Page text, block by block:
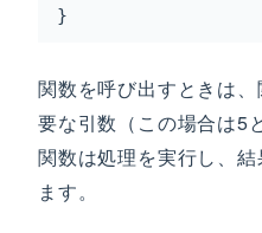
}
関数を呼び出すときは
要な引数（この場合は5
関数は処理を実行し、
ます。